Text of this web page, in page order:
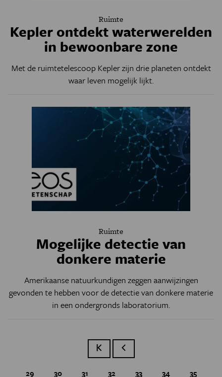
Ruimte
Kepler ontdekt waterwerelden
in bewoonbare zone
Met de ruimtetelescoop Kepler zijn drie planeten ontdekt
waar leven mogelijk lijkt.
Ruimte
Mogelijke detectie van
donkere materie
Amerikaanse natuurkundigen zeggen aanwijzingen
gevonden te hebben voor de detectie van donkere materie
in een ondergronds laboratorium.
Eerste paginaVorige pagina
Page
29 Page
30 Page
31 Page
32 Huidige pagina
33 Page
34 Page
35